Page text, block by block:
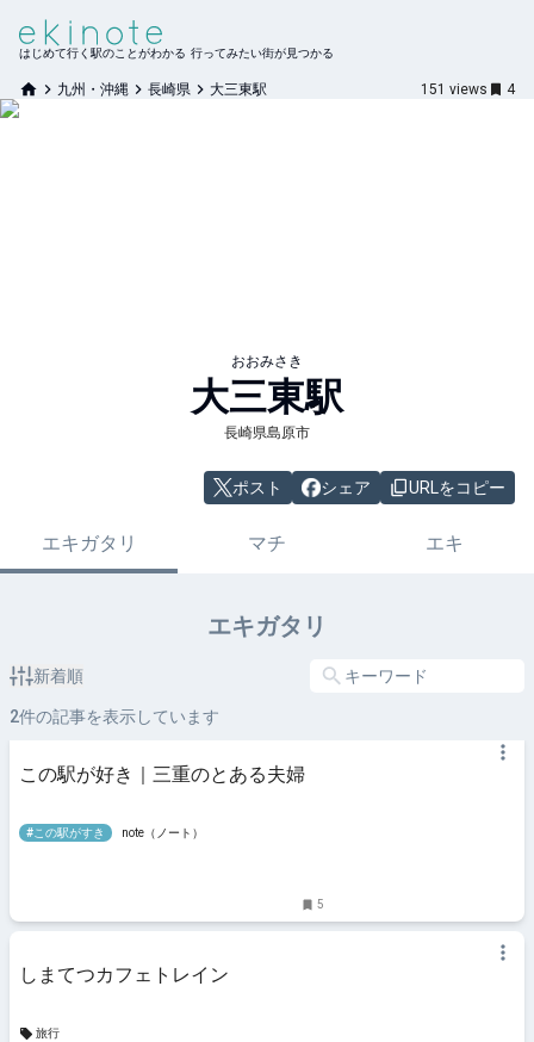
はじめて行く駅のことがわかる 行ってみたい街が見つかる
九州・沖縄 長崎県 大三東駅 151 views 4
おおみさき
大三東駅
長崎県島原市
ポスト シェア URLをコピー
エキガタリ マチ エキ
エキガタリ
新着順
2件の記事を表示しています
この駅が好き｜三重のとある夫婦
#この駅がすき note（ノート）
5
しまてつカフェトレイン
旅行